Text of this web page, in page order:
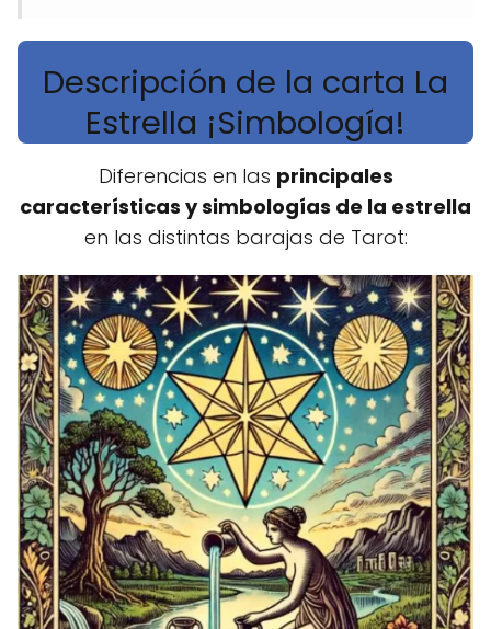
Descripción de la carta La
Estrella ¡Simbología!
Diferencias en las principales
características y simbologías de la estrella
en las distintas barajas de Tarot: